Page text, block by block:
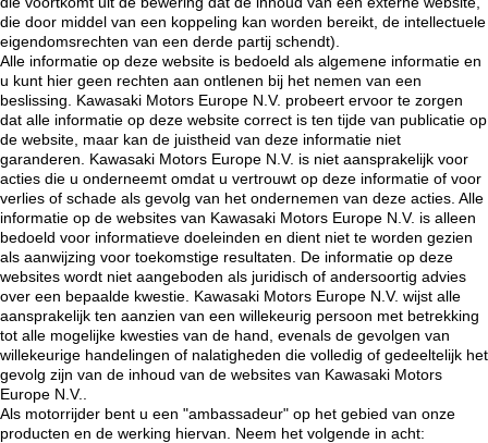
die door middel van een koppeling kan worden bereikt, de intellectuele
eigendomsrechten van een derde partij schendt).
Alle informatie op deze website is bedoeld als algemene informatie en
u kunt hier geen rechten aan ontlenen bij het nemen van een
beslissing. Kawasaki Motors Europe N.V. probeert ervoor te zorgen
dat alle informatie op deze website correct is ten tijde van publicatie op
de website, maar kan de juistheid van deze informatie niet
garanderen. Kawasaki Motors Europe N.V. is niet aansprakelijk voor
acties die u onderneemt omdat u vertrouwt op deze informatie of voor
verlies of schade als gevolg van het ondernemen van deze acties. Alle
informatie op de websites van Kawasaki Motors Europe N.V. is alleen
bedoeld voor informatieve doeleinden en dient niet te worden gezien
als aanwijzing voor toekomstige resultaten. De informatie op deze
websites wordt niet aangeboden als juridisch of andersoortig advies
over een bepaalde kwestie. Kawasaki Motors Europe N.V. wijst alle
aansprakelijk ten aanzien van een willekeurig persoon met betrekking
tot alle mogelijke kwesties van de hand, evenals de gevolgen van
willekeurige handelingen of nalatigheden die volledig of gedeeltelijk het
gevolg zijn van de inhoud van de websites van Kawasaki Motors
Europe N.V..
Als motorrijder bent u een "ambassadeur" op het gebied van onze
producten en de werking hiervan. Neem het volgende in acht: